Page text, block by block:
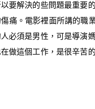
要解決的些問題最重要
痛。 電影裡面所講的職
必須是男性，可是導演
做這個工作，是很辛苦